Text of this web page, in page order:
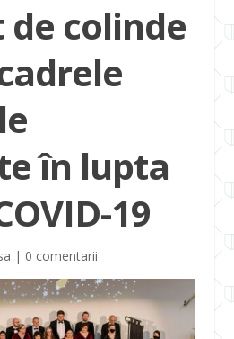
de colinde
în lupta
19
| 0 comentarii